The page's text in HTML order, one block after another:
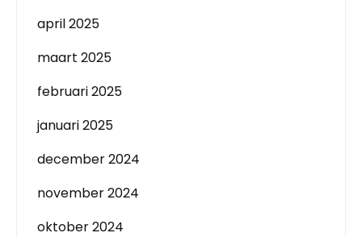
april 2025
maart 2025
februari 2025
januari 2025
december 2024
november 2024
oktober 2024